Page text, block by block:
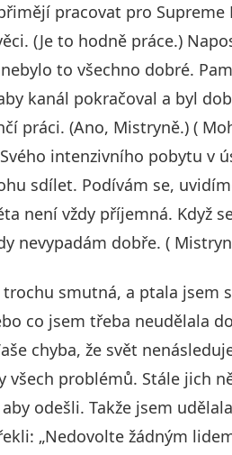
pracovat pro
(Je to hodně práce.)
to všechno dobré.
kanál pokračoval a byl
práci. (Ano, Mistryně.) (
intenzivního pobytu v
sdílet. Podívám se,
není vždy příjemná. Když
nevypadám dobře. (
smutná, a ptala jsem
co jsem třeba neudělala
chyba, že svět
všech problémů. Stále jich
odešli. Takže jsem
„Nedovolte žádným